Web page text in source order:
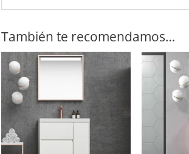
También te recomendamos…